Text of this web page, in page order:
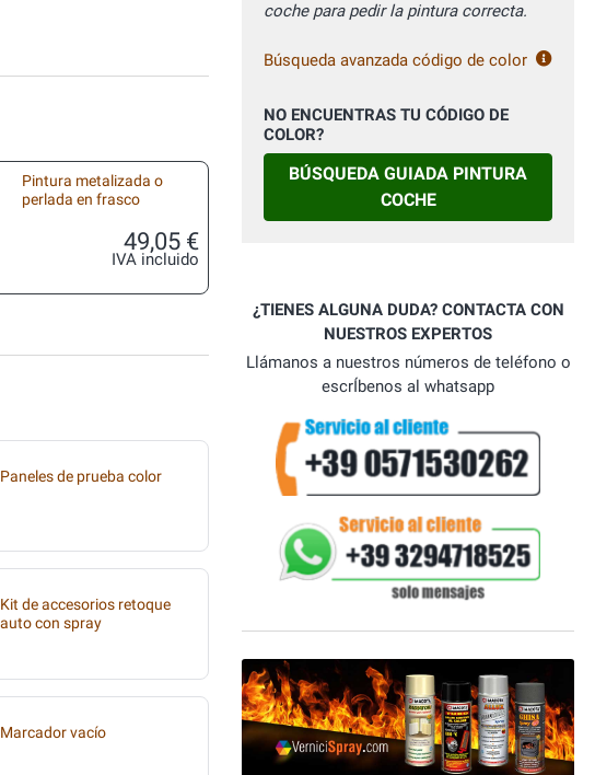
Pintura metalizada o
perlada en frasco
49,05 €
IVA incluido
Paneles de prueba color
Kit de accesorios retoque
auto con spray
Marcador vacío
coche para pedir la pintura correcta.
Búsqueda avanzada código de color
NO ENCUENTRAS TU CÓDIGO DE
COLOR?
BÚSQUEDA GUIADA PINTURA
COCHE
¿TIENES ALGUNA DUDA? CONTACTA CON
NUESTROS EXPERTOS
Llámanos a nuestros números de teléfono o
escrÍbenos al whatsapp